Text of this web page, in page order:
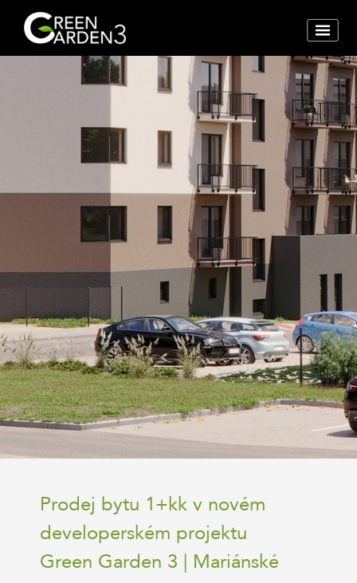
Prodej bytu 1+kk v novém
developerském projektu
Green Garden 3 | Mariánské